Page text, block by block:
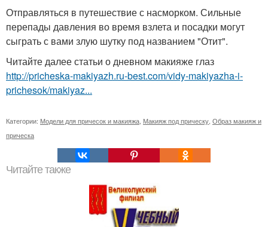
Отправляться в путешествие с насморком. Сильные
перепады давления во время взлета и посадки могут
сыграть с вами злую шутку под названием "Отит".
Читайте далее статьи о дневном макияже глаз
http://pricheska-makiyazh.ru-best.com/vidy-makiyazha-i-
prichesok/makiyaz...
Категории: Модели для причесок и макияжа, Макияж под прическу, Образ макияж и
прическа
Читайте также